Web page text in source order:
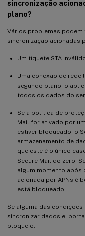
sincronização
plano?
Vários problemas
sincronização acionadas
Um tíquete STA
Uma conexão de rede
segundo plano, o
todos os dados do
Se a política de
Mail for ativado por
estiver bloqueado, o
armazenamento de
que este é o único
Secure Mail do zero.
algum momento após
acionada por APNs é
está bloqueado.
Se alguma das
sincronizar dados e,
bloqueio.